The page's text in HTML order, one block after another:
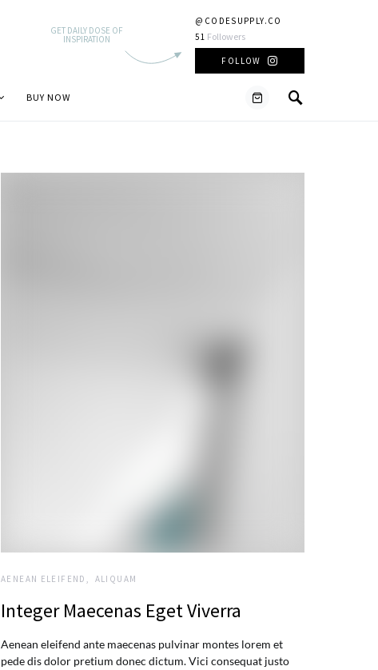
GET DAILY DOSE OF
INSPIRATION
@CODESUPPLY.CO
51 Followers
FOLLOW
BUY NOW
AENEAN ELEIFEND ALIQUAM
Integer Maecenas Eget Viverra
Aenean eleifend ante maecenas pulvinar montes lorem et
pede dis dolor pretium donec dictum. Vici consequat justo